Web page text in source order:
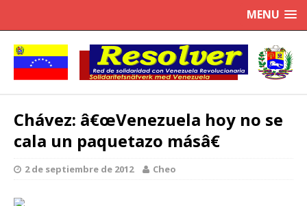
MENU
Chávez: â€œVenezuela hoy no se
cala un paquetazo másâ€
2 de septiembre de 2012 Cheo